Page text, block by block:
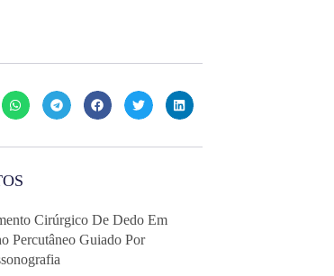
Cirúrgico De Dedo Em
Percutâneo Guiado Por